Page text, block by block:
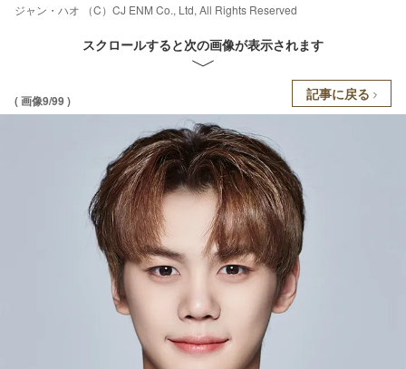
ジャン・ハオ （C）CJ ENM Co., Ltd, All Rights Reserved
スクロールすると次の画像が表示されます
( 画像9/99 ) 記事に戻る